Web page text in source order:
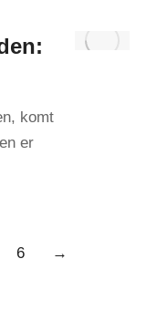
komt
er
6 →